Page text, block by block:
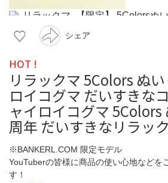
シェア
HOT !
リラックマ 5Colors ぬ
ロイコグマ だいすきな
ャイロイコグマ 5Colors
周年 だいすきなリラッ
※BANKERL.COM 限定モデル
YouTuberの皆様に商品の使い心地などを
す！